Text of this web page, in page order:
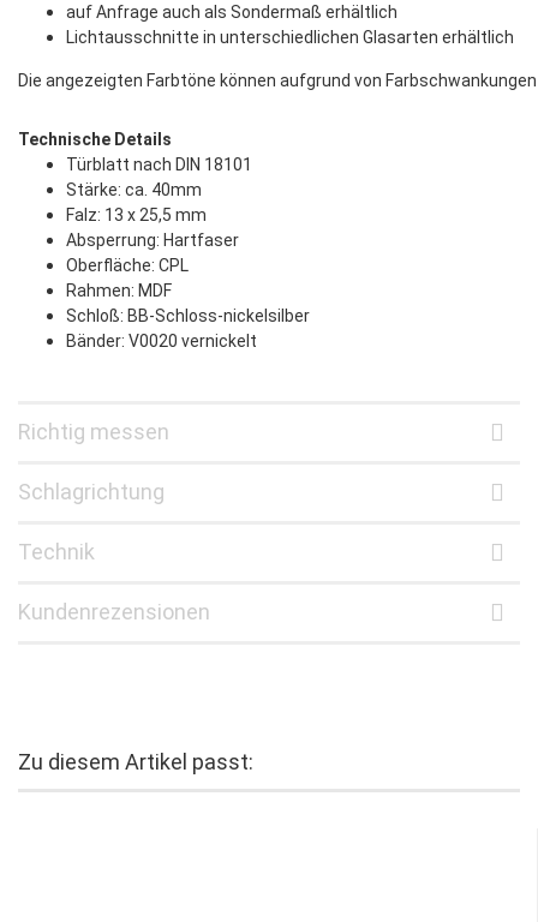
auf Anfrage auch als Sondermaß erhältlich
Lichtausschnitte in unterschiedlichen Glasarten erhältlich
Die angezeigten Farbtöne können aufgrund von
Technische Details
Türblatt nach DIN 18101
Stärke: ca. 40mm
Falz: 13 x 25,5 mm
Absperrung: Hartfaser
Oberfläche: CPL
Rahmen: MDF
Schloß: BB-Schloss-nickelsilber
Bänder: V0020 vernickelt
Richtig messen
Schlagrichtung
Technik
Kundenrezensionen
Zu diesem Artikel passt: